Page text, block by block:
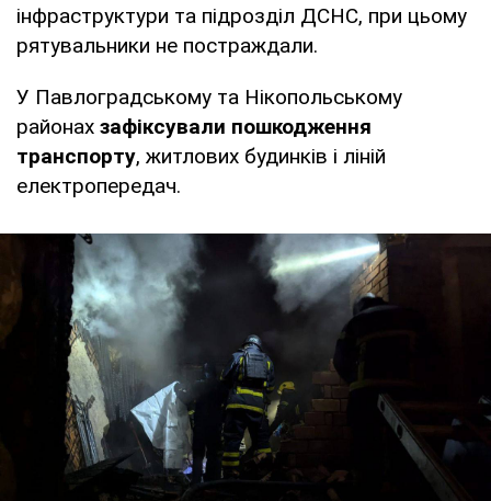
інфраструктури та підрозділ ДСНС, при цьому
рятувальники не постраждали.
У Павлоградському та Нікопольському
районах зафіксували пошкодження
транспорту, житлових будинків і ліній
електропередач.